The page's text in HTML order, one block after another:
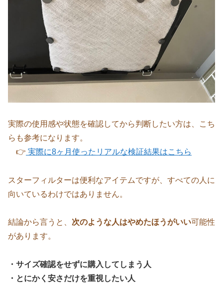
実際の使用感や状態を確認してから判断したい方は、こち
らも参考になります。
👉 実際に8ヶ月使ったリアルな検証結果はこちら
スターフィルターは便利なアイテムですが、すべての人に
向いているわけではありません。
結論から言うと、 次のような人はやめたほうがいい可能性
があります。
・サイズ確認をせずに購入してしまう人
・とにかく安さだけを重視したい人